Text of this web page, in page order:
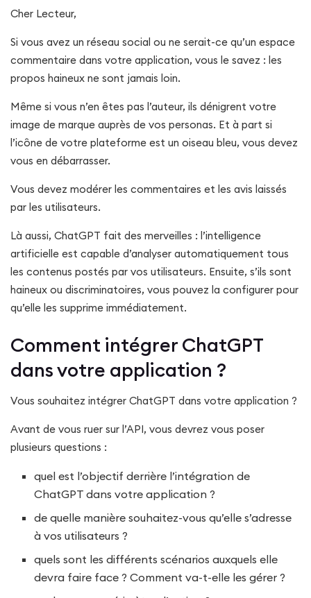
Cher Lecteur,
Si vous avez un réseau social ou ne serait-ce qu’un espace
commentaire dans votre application, vous le savez : les
propos haineux ne sont jamais loin.
Même si vous n’en êtes pas l’auteur, ils dénigrent votre
image de marque auprès de vos personas. Et à part si
l’icône de votre plateforme est un oiseau bleu, vous devez
vous en débarrasser.
Vous devez modérer les commentaires et les avis laissés
par les utilisateurs.
Là aussi, ChatGPT fait des merveilles : l’intelligence
artificielle est capable d’analyser automatiquement tous
les contenus postés par vos utilisateurs. Ensuite, s’ils sont
haineux ou discriminatoires, vous pouvez la configurer pour
qu’elle les supprime immédiatement.
Comment intégrer ChatGPT
dans votre application ?
Vous souhaitez intégrer ChatGPT dans votre application ?
Avant de vous ruer sur l’API, vous devrez vous poser
plusieurs questions :
quel est l’objectif derrière l’intégration de
ChatGPT dans votre application ?
de quelle manière souhaitez-vous qu’elle s’adresse
à vos utilisateurs ?
quels sont les différents scénarios auxquels elle
devra faire face ? Comment va-t-elle les gérer ?